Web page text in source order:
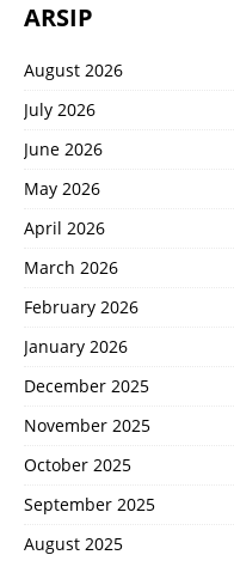
ARSIP
August 2026
July 2026
June 2026
May 2026
April 2026
March 2026
February 2026
January 2026
December 2025
November 2025
October 2025
September 2025
August 2025